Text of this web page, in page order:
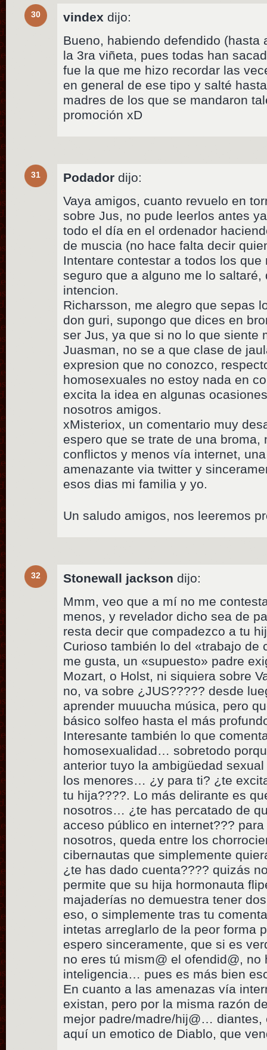
30 vindex dijo:
Bueno, habiendo defendido (hasta
la 3ra viñeta, pues todas han
fue la que me hizo recordar las
en general de ese tipo y salté
madres de los que se mandaron
promoción xD
31 Podador dijo:
Vaya amigos, cuanto revuelo en
sobre Jus, no pude leerlos antes
todo el día en el ordenador
de muscia (no hace falta decir
Intentare contestar a todos los
seguro que a alguno me lo saltaré,
intencion.
Richarsson, me alegro que sepas
don guri, supongo que dices en
ser Jus, ya que si no lo que siente
Juasman, no se a que clase de
expresion que no conozco,
homosexuales no estoy nada en
excita la idea en algunas
nosotros amigos.
xMisteriox, un comentario muy
espero que se trate de una broma,
conflictos y menos vía internet,
amenazante via twitter y
esos dias mi familia y yo.
Un saludo amigos, nos leeremos
32 Stonewall jackson dijo:
Mmm, veo que a mí no me
menos, y revelador dicho sea de
resta decir que compadezco a tu
Curioso también lo del «trabajo
me gusta, un «supuesto» padre
Mozart, o Holst, ni siquiera sobre
no, va sobre ¿JUS????? desde
aprender muuucha música, pero
básico solfeo hasta el más
Interesante también lo que
homosexualidad… sobretodo
anterior tuyo la ambigüedad
los menores… ¿y para ti? ¿te
tu hija????. Lo más delirante es
nosotros… ¿te has percatado de
acceso público en internet???
nosotros, queda entre los
cibernautas que simplemente
¿te has dado cuenta???? quizás
permite que su hija hormonauta
majaderías no demuestra tener
eso, o simplemente tras tu
intetas arreglarlo de la peor forma
espero sinceramente, que si es
no eres tú mism@ el ofendid@, no
inteligencia… pues es más bien
En cuanto a las amenazas vía
existan, pero por la misma razón
mejor padre/madre/hij@… diantes,
aquí un emotico de Diablo, que